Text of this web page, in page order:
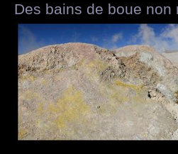
Des bains de boue